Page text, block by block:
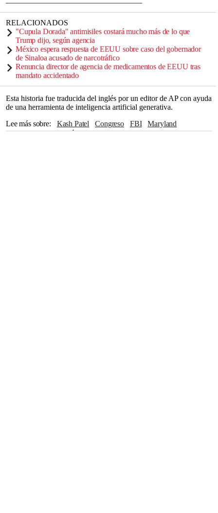
RELACIONADOS
"Cupula Dorada" antimisiles costará mucho más de lo que
Trump dijo, según agencia
México espera respuesta de EEUU sobre caso del gobernador
de Sinaloa acusado de narcotráfico
Renuncia director de agencia de medicamentos de EEUU tras
mandato accidentado
Esta historia fue traducida del inglés por un editor de AP con ayuda
de una herramienta de inteligencia artificial generativa.
Lee más sobre
Kash Patel Congreso FBI
Maryland